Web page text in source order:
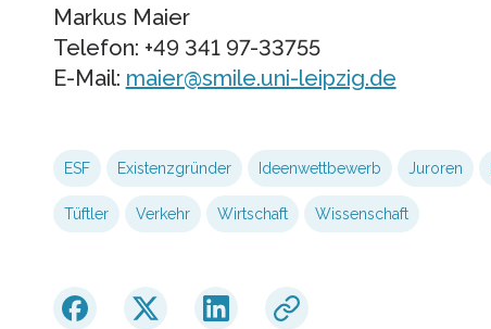
Markus Maier
Telefon: +49 341 97-33755
E-Mail: maier@smile.uni-leipzig.de
ESF Existenzgründer Ideenwettbewerb Juroren
Tüftler Verkehr Wirtschaft Wissenschaft